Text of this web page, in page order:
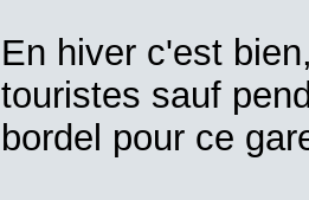
En hiver c'est
touristes sauf
bordel pour ce